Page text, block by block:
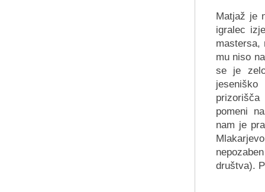
Matjaž je
igralec
mu niso
se je
pomeni
nam je
društva).